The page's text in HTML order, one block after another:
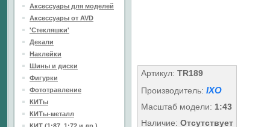
Артикул: TR189
Производитель: IXO
Масштаб модели: 1:43
Наличие: Отсутствует
Аксессуары для моделей
Аксессуары от AVD
'Стекляшки'
Декали
Наклейки
Шины и диски
Фигурки
Фототравление
КИТы
КИТы-металл